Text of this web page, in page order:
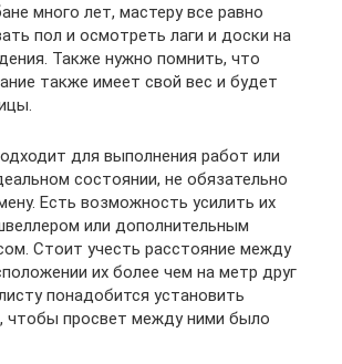
много лет, мастеру все равно
пол и осмотреть лаги и доски на
Также нужно помнить, что
также имеет свой вес и будет
для выполнения работ или
состоянии, не обязательно
Есть возможность усилить их
или дополнительным
Стоит учесть расстояние между
их более чем на метр друг
понадобится установить
чтобы просвет между ними было